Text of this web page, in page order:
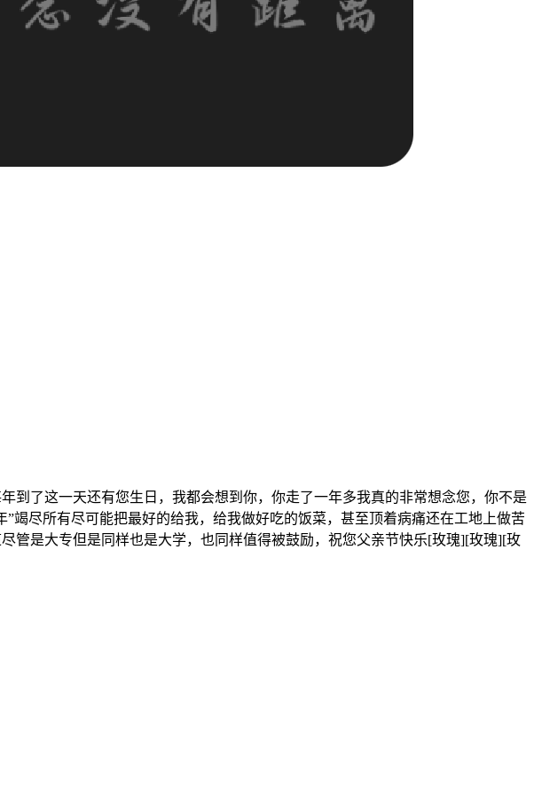
到了这一天还有您生日，我都会想到你，你走了一年多我真的非常想念您，你不是
竭尽所有尽可能把最好的给我，给我做好吃的饭菜，甚至顶着病痛还在工地上做苦
管是大专但是同样也是大学，也同样值得被鼓励，祝您父亲节快乐[玫瑰][玫瑰][玫